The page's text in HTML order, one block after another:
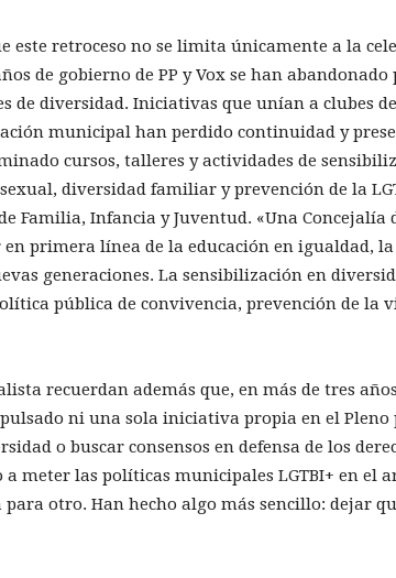
este retroceso no se limita únicamente a la
de gobierno de PP y Vox se han
de diversidad. Iniciativas que unían a clubes
municipal han perdido continuidad y
cursos, talleres y actividades de
diversidad familiar y prevención de la
Familia, Infancia y Juventud. «Una Concejalía
en primera línea de la educación en igualdad,
generaciones. La sensibilización en
pública de convivencia, prevención de la
recuerdan además que, en más de tres
ni una sola iniciativa propia en el Pleno
o buscar consensos en defensa de los
a meter las políticas municipales LGTBI+ en el
otro. Han hecho algo más sencillo: dejar